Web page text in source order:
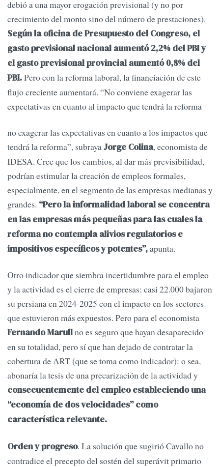
debió a una mayor erogación previsional (y no por
crecimiento del monto sino del número de prestaciones).
Según la oficina de Presupuesto del Congreso, el
gasto previsional nacional aumentó 2,2% del PBI y
el gasto previsional provincial aumentó 0,8% del
PBI.Pero con la reforma laboral, la financiación de este
flujo creciente aumentará. “No conviene exagerar las
expectativas en cuanto al impacto que tendrá la reforma
no exagerar las expectativas en cuanto a los impactos que
tendrá la reforma”, subrayaJorge Colina, economista de
IDESA. Cree que los cambios, al dar más previsibilidad,
podrían estimular la creación de empleos formales,
especialmente, en el segmento de las empresas medianas y
grandes. “Pero la informalidad laboral se concentra
en las empresas más pequeñas para las cuales la
reforma no contempla alivios regulatorios e
impositivos específicos y potentes”,apunta.
Otro indicador que siembra incertidumbre para el empleo
y la actividad es el cierre de empresas: casi 22.000 bajaron
su persiana en 2024-2025 con el impacto en los sectores
que estuvieron más expuestos. Pero para el economista
Fernando Marullno es seguro que hayan desaparecido
en su totalidad, pero sí que han dejado de contratar la
cobertura de ART (que se toma como indicador): o sea,
abonaría la tesis de una precarización de la actividad y
consecuentemente del empleo estableciendo una
“economía de dos velocidades” como
característica relevante.
Orden y progreso. La solución que sugirió Cavallo no
contradice el precepto del sostén del superávit primario